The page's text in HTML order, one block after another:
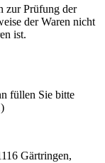
zur Prüfung der
der Waren nicht
ist.
füllen Sie bitte
Gärtringen,